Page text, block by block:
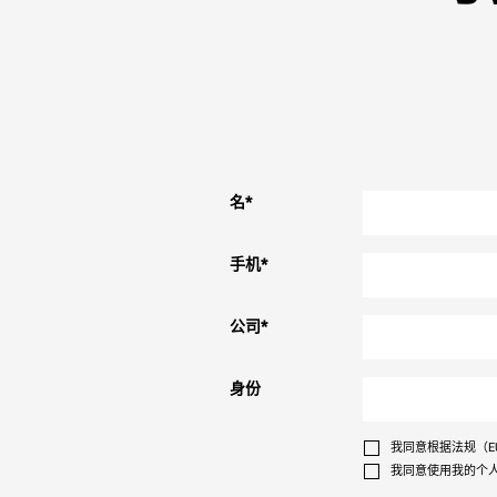
名*
手机*
公司*
身份
我同意根据法规（
我同意使用我的个